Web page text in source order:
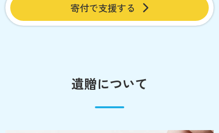
寄付で支援する
遺贈について